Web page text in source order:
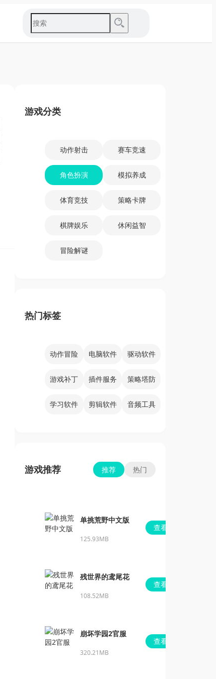
游戏分类
动作射击 赛车竞速
角色扮演 模拟养成
体育竞技 策略卡牌
棋牌娱乐 休闲益智
冒险解谜
热门标签
动作冒险 电脑软件 驱动软件
游戏补丁 插件服务 策略塔防
学习软件 剪辑软件 音频工具
游戏推荐 推荐 热门
单挑荒野中文版
125.93MB
查看
残世界的鸢尾花
108.52MB
查看
崩坏学园2官服
320.21MB
查看